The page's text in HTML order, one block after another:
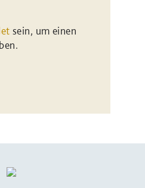
sein, um einen